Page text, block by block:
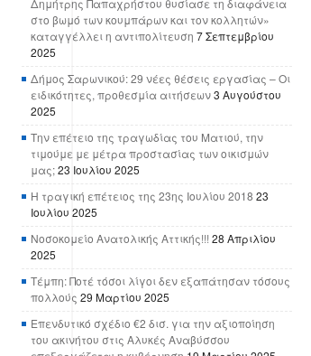
Δημήτρης Παπαχρήστου θυσίασε τη διαφάνεια
στο βωμό των κουμπάρων και τον κολλητών»
καταγγέλλει η αντιπολίτευση 7 Σεπτεμβρίου
2025
Δήμος Σαρωνικού: 29 νέες θέσεις εργασίας – Οι
ειδικότητες, προθεσμία αιτήσεων3 Αυγούστου
2025
Την επέτειο της τραγωδίας του Ματιού, την
τιμούμε με μέτρα προστασίας των οικισμών
μας;23 Ιουλίου 2025
Η τραγική επέτειος της 23ης Ιουλίου 2018 23
Ιουλίου 2025
Νοσοκομείο Ανατολικής Αττικής!!! 28 Απριλίου
2025
Τέμπη: Ποτέ τόσοι λίγοι δεν εξαπάτησαν τόσους
πολλούς 29 Μαρτίου 2025
Επενδυτικό σχέδιο €2 δισ. για την αξιοποίηση
του ακινήτου στις Αλυκές Αναβύσσου